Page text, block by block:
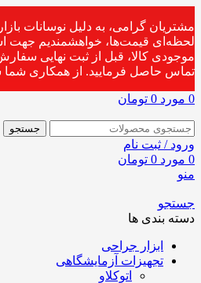
مشتریان گرامی، به دلیل نوسانات
لحظه‌ای قیمت‌ها، خواهشمندیم جهت
موجودی کالا، قبل از ثبت نهایی
تماس حاصل فرمایید. از همکاری شما
0 مورد 0 تومان
جستجو
ورود / ثبت نام
0 مورد 0 تومان
منو
جستجو
دسته بندی ها
ابزار جراحی
تجهیزات آزمایشگاهی
اتوکلاو